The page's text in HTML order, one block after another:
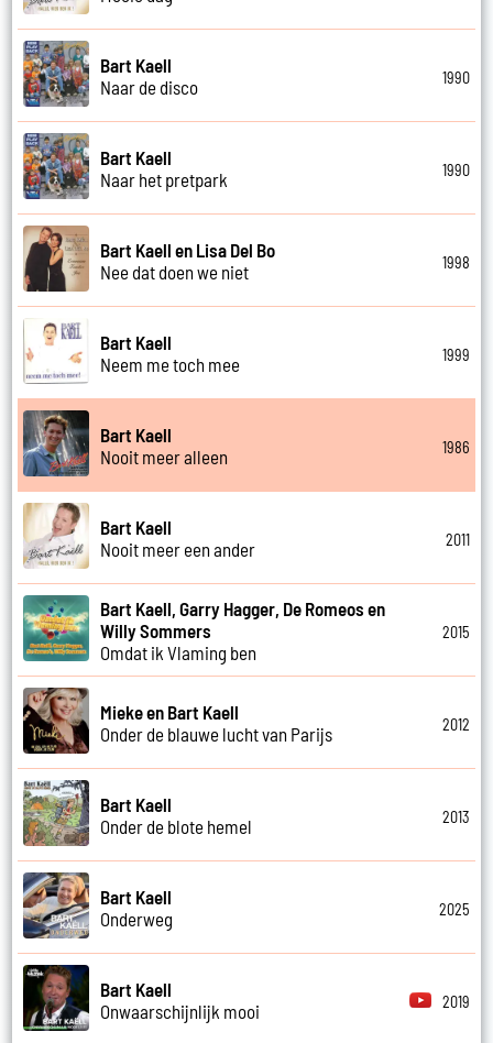
Bart Kaell
Naar de disco
1990
Bart Kaell
Naar het pretpark
1990
Bart Kaell en Lisa Del Bo
Nee dat doen we niet
1998
Bart Kaell
Neem me toch mee
1999
Bart Kaell
Nooit meer alleen
1986
Bart Kaell
Nooit meer een ander
2011
Bart Kaell, Garry Hagger, De Romeos en
Willy Sommers
Omdat ik Vlaming ben
2015
Mieke en Bart Kaell
Onder de blauwe lucht van Parijs
2012
Bart Kaell
Onder de blote hemel
2013
Bart Kaell
Onderweg
2025
Bart Kaell
Onwaarschijnlijk mooi
2019